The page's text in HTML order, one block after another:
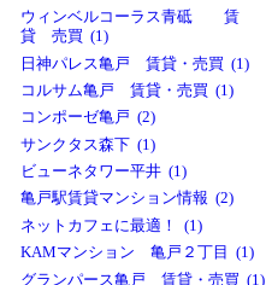
ウィンベルコーラス青砥 賃
貸 売買 (1)
日神パレス亀戸 賃貸・売買 (1)
コルサム亀戸 賃貸・売買 (1)
コンポーゼ亀戸 (2)
サンクタス森下 (1)
ビューネタワー平井 (1)
亀戸駅賃貸マンション情報 (2)
ネットカフェに最適！ (1)
KAMマンション 亀戸２丁目 (1)
グランパース亀戸 賃貸・売買 (1)